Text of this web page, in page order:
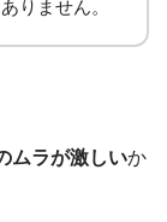
りません。
ムラが激しいか